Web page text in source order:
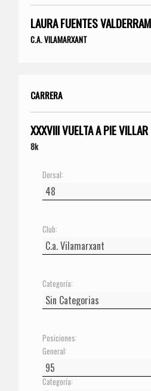
LAURA FUENTES
C.A. VILAMARXANT
CARRERA
XXXVIII VUELTA A PIE
8k
Dorsal:
Club:
Categoría:
Posiciones:
General:
Categoría: